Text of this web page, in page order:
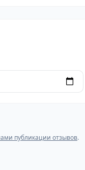
публикации отзывов.